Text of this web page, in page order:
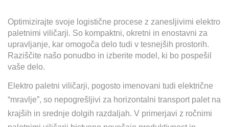
Optimizirajte svoje logistične procese z zanesljivimi elektro
paletnimi viličarji. So kompaktni, okretni in enostavni za
upravljanje, kar omogoča delo tudi v tesnejših prostorih.
Raziščite našo ponudbo in izberite model, ki bo pospešil
vaše delo.
Elektro paletni viličarji, pogosto imenovani tudi električne
“mravlje”, so nepogrešljivi za horizontalni transport palet na
krajših in srednje dolgih razdaljah. V primerjavi z ročnimi